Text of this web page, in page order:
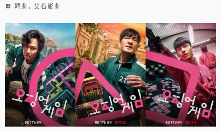
韓劇 , 艾看影劇